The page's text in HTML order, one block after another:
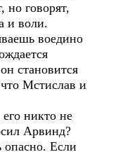
но говорят,
и воли.
воедино
становится
Мстислав и
никто не
Арвинд?
Если